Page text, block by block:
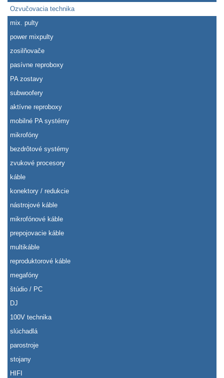
Ozvučovacia technika
mix. pulty
power mixpulty
zosilňovače
pasívne reproboxy
PA zostavy
subwoofery
aktívne reproboxy
mobilné PA systémy
mikrofóny
bezdrôtové systémy
zvukové procesory
káble
konektory / redukcie
nástrojové káble
mikrofónové káble
prepojovacie káble
multikáble
reproduktorové káble
megafóny
štúdio / PC
DJ
100V technika
slúchadlá
parostroje
stojany
HIFI